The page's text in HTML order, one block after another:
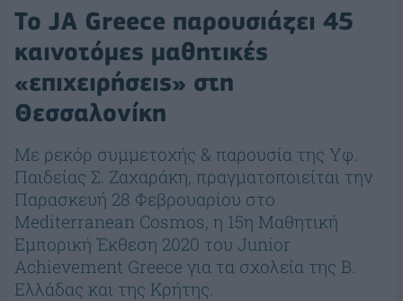
Το JA Greece παρουσιάζει 45
καινοτόμες μαθητικές
«επιχειρήσεις» στη
Θεσσαλονίκη
Με ρεκόρ συμμετοχής & παρουσία της Υφ.
Παιδείας Σ. Ζαχαράκη, πραγματοποιείται την
Παρασκευή 28 Φεβρουαρίου στο
Μediterranean Cosmos, η 15η Μαθητική
Εμπορική Έκθεση 2020 του Junior
Achievement Greece για τα σχολεία της Β.
Ελλάδας και της Κρήτης.